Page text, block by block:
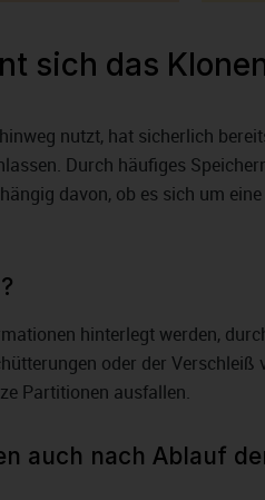
sich das
nutzt, hat sicherlich
Durch häufiges
davon, ob es sich um eine
hinterlegt werden,
oder der Verschleiß
Partitionen ausfallen.
auch nach Ablauf